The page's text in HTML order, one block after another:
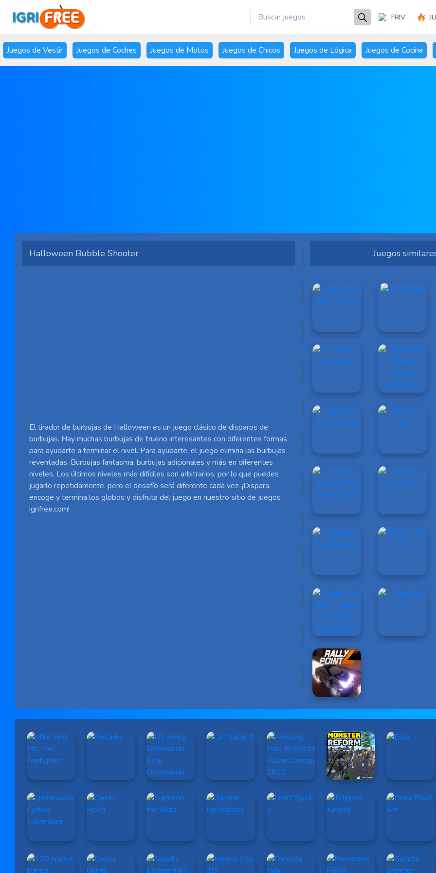
FRIV
Juegos de Vestir Juegos de Coches Juegos de Motos Juegos de Chicos Juegos de Lógica Juegos de Cocina
Halloween Bubble Shooter
El tirador de burbujas de Halloween es un juego clásico de disparos de
burbujas. Hay muchas burbujas de trueno interesantes con diferentes formas
para ayudarte a terminar el nivel. Para ayudarte, el juego elimina las burbujas
reventadas. Burbujas fantasma, burbujas adicionales y más en diferentes
niveles. Los últimos niveles más difíciles son arbitrarios, por lo que puedes
jugarlo repetidamente, pero el desafío será diferente cada vez. ¡Dispara,
encoge y termina los globos y disfruta del juego en nuestro sitio de juegos
igrifree.com!
Juegos